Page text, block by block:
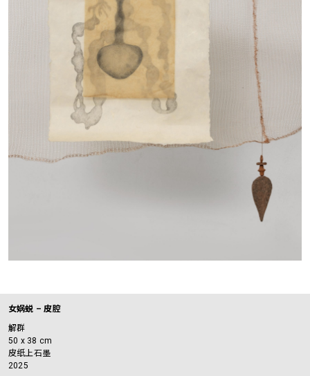
女娲蜕 – 皮腔
解群
50 x 38 cm
皮纸上石墨
2025